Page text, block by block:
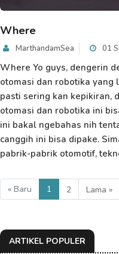
Where
MarthandamSea 01
Where Yo guys, dengerin
otomasi dan robotika yang
pasti sering kan kepikiran,
otomasi dan robotika ini
ini bakal ngebahas nih
canggih ini bisa dipake.
pabrik-pabrik otomotif,
« Baru 1 2 Lama »
ARTIKEL POPULER